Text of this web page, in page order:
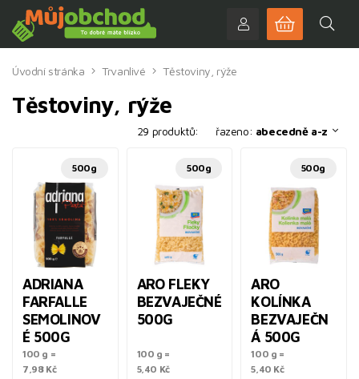
Úvodní stránka Trvanlivé Těstoviny, rýže
Těstoviny, rýže
29 produktů: řazeno: abecedně a-z
500g
ADRIANA
FARFALLE
SEMOLINOV
É 500G
100 g =
7,98 Kč
500g
ARO FLEKY
BEZVAJEČNÉ
500G
100 g =
5,40 Kč
500g
ARO
KOLÍNKA
BEZVAJEČN
Á 500G
100 g =
5,40 Kč